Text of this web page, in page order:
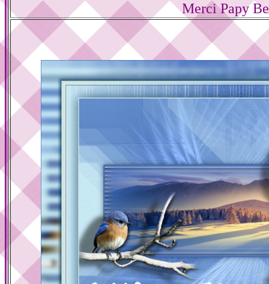
Merci Papy